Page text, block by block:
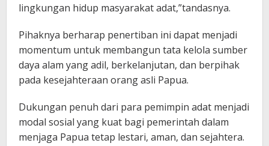
lingkungan hidup masyarakat adat,”tandasnya.
Pihaknya berharap penertiban ini dapat menjadi
momentum untuk membangun tata kelola sumber
daya alam yang adil, berkelanjutan, dan berpihak
pada kesejahteraan orang asli Papua.
Dukungan penuh dari para pemimpin adat menjadi
modal sosial yang kuat bagi pemerintah dalam
menjaga Papua tetap lestari, aman, dan sejahtera.